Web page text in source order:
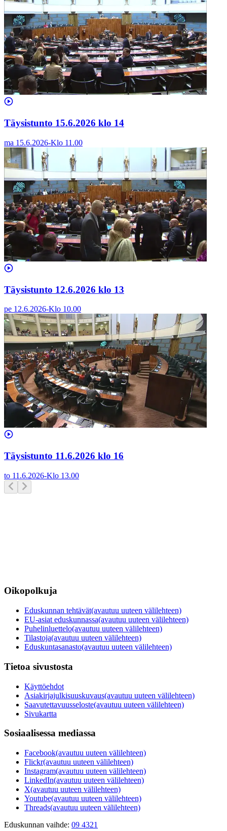
Täysistunto 15.6.2026 klo 14
ma 15.6.2026-Klo 11.00
Täysistunto 12.6.2026 klo 13
pe 12.6.2026-Klo 10.00
Täysistunto 11.6.2026 klo 16
to 11.6.2026-Klo 13.00
Oikopolkuja
Eduskunnan tehtävät(avautuu uuteen välilehteen)
EU-asiat eduskunnassa(avautuu uuteen välilehteen)
Puhelinluettelo(avautuu uuteen välilehteen)
Tilastoja(avautuu uuteen välilehteen)
Eduskuntasanasto(avautuu uuteen välilehteen)
Tietoa sivustosta
Käyttöehdot
Asiakirjajulkisuuskuvaus(avautuu uuteen välilehteen)
Saavutettavuusseloste(avautuu uuteen välilehteen)
Sivukartta
Sosiaalisessa mediassa
Facebook(avautuu uuteen välilehteen)
Flickr(avautuu uuteen välilehteen)
Instagram(avautuu uuteen välilehteen)
LinkedIn(avautuu uuteen välilehteen)
X(avautuu uuteen välilehteen)
Youtube(avautuu uuteen välilehteen)
Threads(avautuu uuteen välilehteen)
Eduskunnan vaihde: 09 4321